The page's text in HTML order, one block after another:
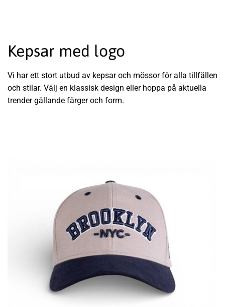
Kepsar med logo
Vi har ett stort utbud av kepsar och mössor för alla tillfällen
och stilar. Välj en klassisk design eller hoppa på aktuella
trender gällande färger och form.